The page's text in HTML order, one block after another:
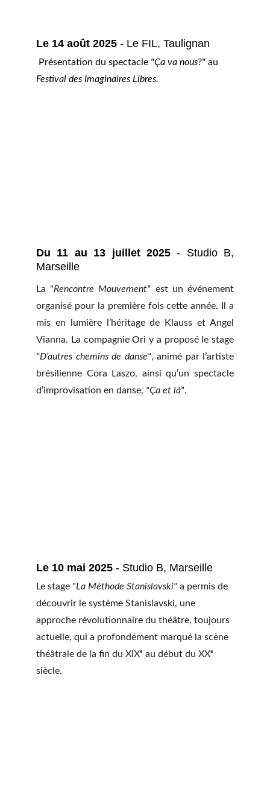
Le 14 août 2025 - Le FIL, Taulignan
Présentation du spectacle "Ça va nous?" au
Festival des Imaginaires Libres.
La "Rencontre Mouvement" est un événement
organisé pour la première fois cette année. Il a
mis en lumière l’héritage de Klauss et Angel
Vianna. La compagnie Ori y a proposé le stage
"D’autres chemins de danse", animé par l’artiste
brésilienne Cora Laszo, ainsi qu’un spectacle
d’improvisation en danse, "Ça et là".
Du 11 au 13 juillet 2025- Studio B,
Marseille
Le 10 mai 2025 - Studio B, Marseille
Le stage "La Méthode Stanislavski" a permis de
découvrir le système Stanislavski, une
approche révolutionnaire du théâtre, toujours
actuelle, qui a profondément marqué la scène
théâtrale de la fin du XIXᵉ au début du XXᵉ
siècle.